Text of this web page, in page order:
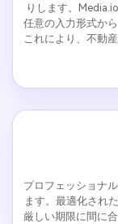
りします。
任意の入力形式か
これにより、不動
プロフェッショナ
ます。最適化され
厳しい期限に間に